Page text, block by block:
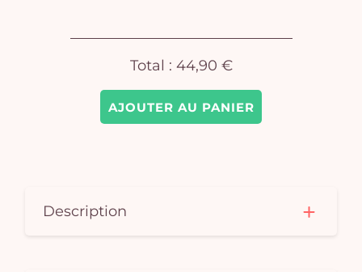
AJOUTER AU PANIER
Total : 44,90 €
Description